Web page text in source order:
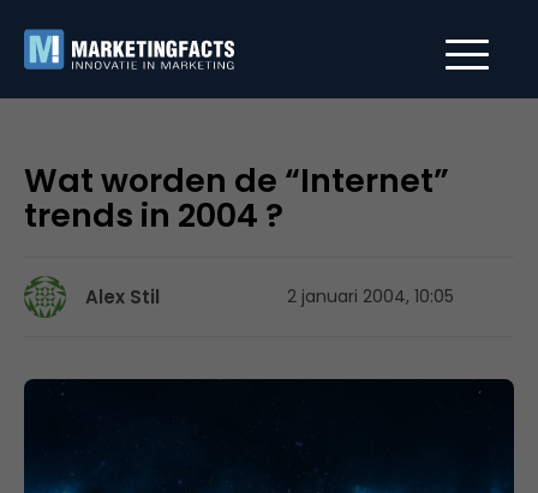
Wat worden de “Internet”
trends in 2004 ?
Alex Stil 2 januari 2004, 10:05